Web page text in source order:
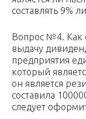
составлять 9%
Вопрос №4. Как
выдачу
предприятия
который
он является
составила
следует